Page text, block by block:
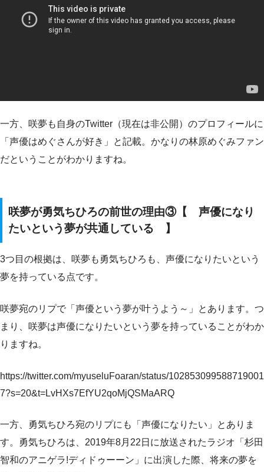
一方、咲夢も自身のTwitter（現在は非公開）のプロフィールに
「声優はめぐさんが好き」と記載。かなりの林原めぐみファン
だということがわかりますね。
咲夢が勇気ちひろの前世の理由③【 声優になり
たいという夢が共通している 】
3つ目の根拠は、咲夢も勇気ちひろも、声優になりたいという
夢を持っている点です。
咲夢宛のリプで「声優という夢が叶うよう～」とあります。つ
まり、咲夢は声優になりたいという夢を持っていることがわか
りますね。
https://twitter.com/myuseluFoaran/status/102853099588719001
7?s=20&t=LvHXs7EfYU2qoMjQSMaARQ
一方、勇気ちひろ宛のリプにも「声優になりたい」とありま
す。勇気ちひろは、2019年8月22日に放送されたラジオ「杉田
智和のアニゲラ!ディドゥーーン」に出演した際、将来の夢を